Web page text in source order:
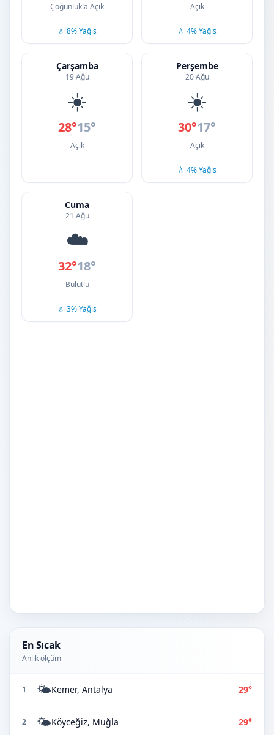
Çoğunlukla Açık
💧 8% Yağış
Açık
💧 4% Yağış
Çarşamba
19 Ağu
☀️
28°15°
Açık
Perşembe
20 Ağu
☀️
30°17°
Açık
💧 4% Yağış
Cuma
21 Ağu
☁️
32°18°
Bulutlu
💧 3% Yağış
En Sıcak
Anlık ölçüm
1 🌤️Kemer, Antalya 29°
2 🌤️Köyceğiz, Muğla 29°